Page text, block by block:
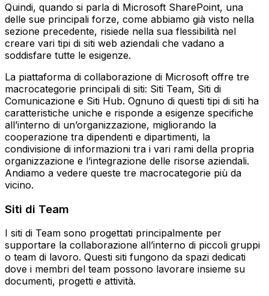
Quindi, quando si parla di Microsoft SharePoint, una
delle sue principali forze, come abbiamo già visto nella
sezione precedente, risiede nella sua flessibilità nel
creare vari tipi di siti web aziendali che vadano a
soddisfare tutte le esigenze.
La piattaforma di collaborazione di Microsoft offre tre
macrocategorie principali di siti: Siti Team, Siti di
Comunicazione e Siti Hub. Ognuno di questi tipi di siti ha
caratteristiche uniche e risponde a esigenze specifiche
all’interno di un’organizzazione, migliorando la
cooperazione tra dipendenti e dipartimenti, la
condivisione di informazioni tra i vari rami della propria
organizzazione e l’integrazione delle risorse aziendali.
Andiamo a vedere queste tre macrocategorie più da
vicino.
Siti di Team
I siti di Team sono progettati principalmente per
supportare la collaborazione all’interno di piccoli gruppi
o team di lavoro. Questi siti fungono da spazi dedicati
dove i membri del team possono lavorare insieme su
documenti, progetti e attività.